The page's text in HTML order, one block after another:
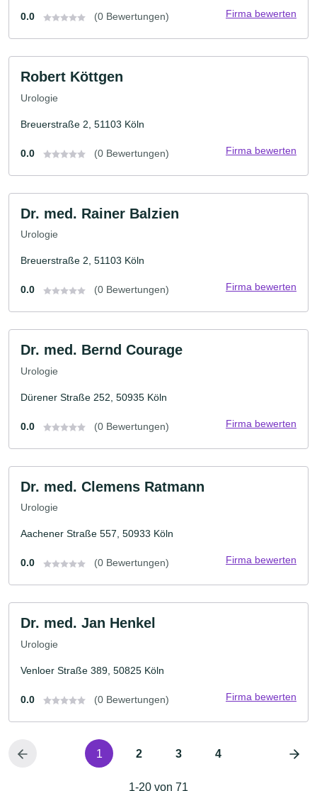
0.0 (0 Bewertungen) Firma bewerten
Robert Köttgen
Urologie
Breuerstraße 2, 51103 Köln
0.0 (0 Bewertungen) Firma bewerten
Dr. med. Rainer Balzien
Urologie
Breuerstraße 2, 51103 Köln
0.0 (0 Bewertungen) Firma bewerten
Dr. med. Bernd Courage
Urologie
Dürener Straße 252, 50935 Köln
0.0 (0 Bewertungen) Firma bewerten
Dr. med. Clemens Ratmann
Urologie
Aachener Straße 557, 50933 Köln
0.0 (0 Bewertungen) Firma bewerten
Dr. med. Jan Henkel
Urologie
Venloer Straße 389, 50825 Köln
0.0 (0 Bewertungen) Firma bewerten
1 2 3 4
1-20 von 71